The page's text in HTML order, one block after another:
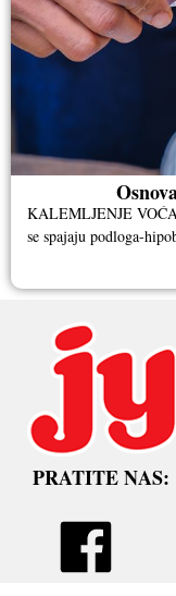
KALEMLJENJE
se spajaju podloga-
PRATITE NAS: